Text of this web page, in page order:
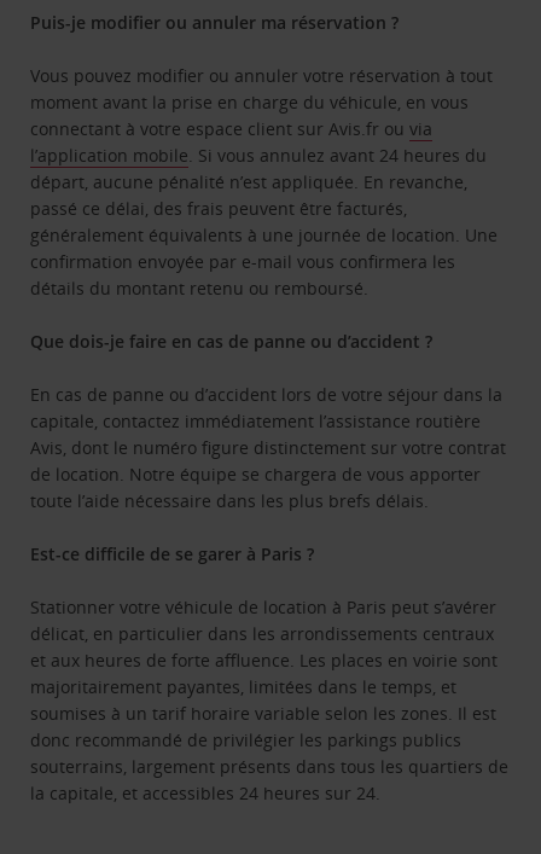
Puis-je modifier ou annuler ma réservation ?
Vous pouvez modifier ou annuler votre réservation à tout
moment avant la prise en charge du véhicule, en vous
connectant à votre espace client sur Avis.fr ouvia
l’application mobile. Si vous annulez avant 24 heures du
départ, aucune pénalité n’est appliquée. En revanche,
passé ce délai, des frais peuvent être facturés,
généralement équivalents à une journée de location. Une
confirmation envoyée par e-mail vous confirmera les
détails du montant retenu ou remboursé.
Que dois-je faire en cas de panne ou d’accident ?
En cas de panne ou d’accident lors de votre séjour dans la
capitale, contactez immédiatement l’assistance routière
Avis, dont le numéro figure distinctement sur votre contrat
de location. Notre équipe se chargera de vous apporter
toute l’aide nécessaire dans les plus brefs délais.
Est-ce difficile de se garer à Paris ?
Stationner votre véhicule de location à Paris peut s’avérer
délicat, en particulier dans les arrondissements centraux
et aux heures de forte affluence. Les places en voirie sont
majoritairement payantes, limitées dans le temps, et
soumises à un tarif horaire variable selon les zones. Il est
donc recommandé de privilégier les parkings publics
souterrains, largement présents dans tous les quartiers de
la capitale, et accessibles 24 heures sur 24.